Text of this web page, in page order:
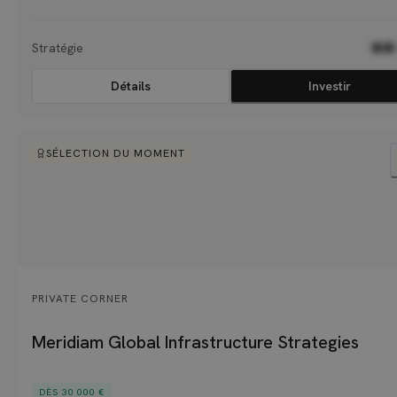
Stratégie
Détails Investir
SÉLECTION DU MOMENT
PRIVATE CORNER
Meridiam Global Infrastructure Strategies
DÈS 30 000 €